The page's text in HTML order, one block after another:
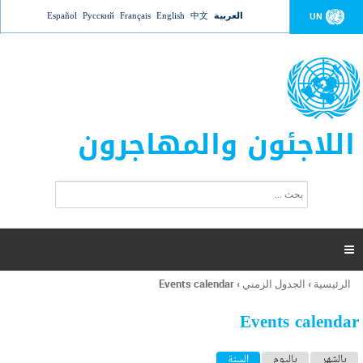
Jump to navigation UN العربية 中文
English
Français
Русский
Español
اللاجئون والمهاجرون
ت
ر
ل
ح
ب

أنت
هنا
الرئيسية › الجدول الزمني ›
Events calendar
Events calendar